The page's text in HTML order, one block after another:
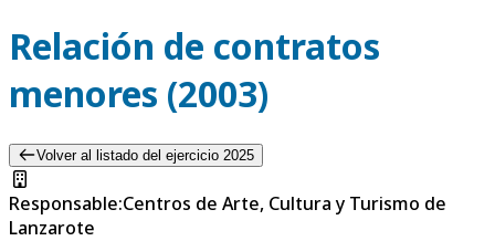
Relación de contratos
menores (2003)
Volver al listado del ejercicio 2025
Responsable:Centros de Arte, Cultura y Turismo de
Lanzarote